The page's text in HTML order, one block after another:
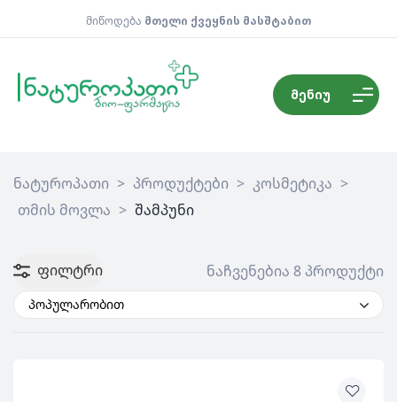
მიწოდება მთელი ქვეყნის მასშტაბით
მენიუ
ნატუროპათი > პროდუქტები > კოსმეტიკა >
თმის მოვლა > შამპუნი
ფილტრი ნაჩვენებია 8 პროდუქტი
პოპულარობით